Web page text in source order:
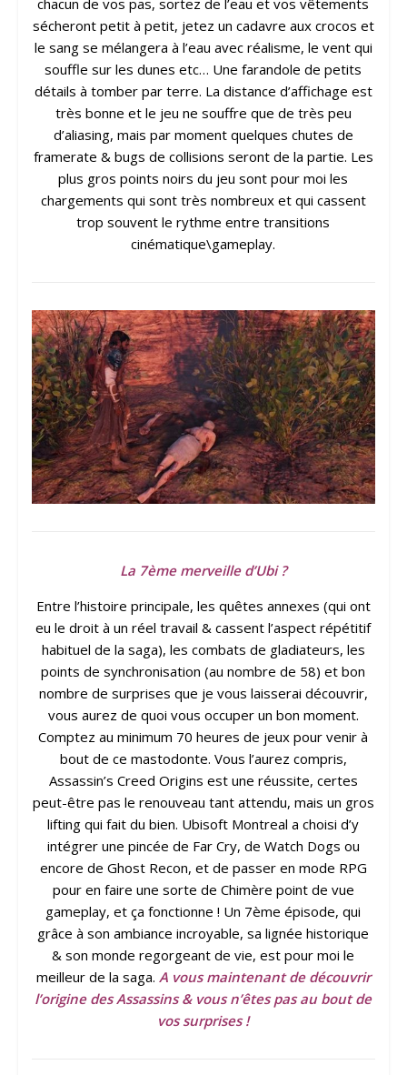
chacun de vos pas, sortez de l’eau et vos vêtements
sécheront petit à petit, jetez un cadavre aux crocos et
le sang se mélangera à l’eau avec réalisme, le vent qui
souffle sur les dunes etc… Une farandole de petits
détails à tomber par terre. La distance d’affichage est
très bonne et le jeu ne souffre que de très peu
d’aliasing, mais par moment quelques chutes de
framerate & bugs de collisions seront de la partie. Les
plus gros points noirs du jeu sont pour moi les
chargements qui sont très nombreux et qui cassent
trop souvent le rythme entre transitions
cinématique\gameplay.
La 7ème merveille d’Ubi ?
Entre l’histoire principale, les quêtes annexes (qui ont
eu le droit à un réel travail & cassent l’aspect répétitif
habituel de la saga), les combats de gladiateurs, les
points de synchronisation (au nombre de 58) et bon
nombre de surprises que je vous laisserai découvrir,
vous aurez de quoi vous occuper un bon moment.
Comptez au minimum 70 heures de jeux pour venir à
bout de ce mastodonte. Vous l’aurez compris,
Assassin’s Creed Origins est une réussite, certes
peut-être pas le renouveau tant attendu, mais un gros
lifting qui fait du bien. Ubisoft Montreal a choisi d’y
intégrer une pincée de Far Cry, de Watch Dogs ou
encore de Ghost Recon, et de passer en mode RPG
pour en faire une sorte de Chimère point de vue
gameplay, et ça fonctionne ! Un 7ème épisode, qui
grâce à son ambiance incroyable, sa lignée historique
& son monde regorgeant de vie, est pour moi le
meilleur de la saga. A vous maintenant de découvrir
l’origine des Assassins & vous n’êtes pas au bout de
vos surprises !